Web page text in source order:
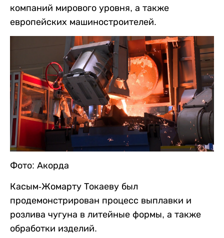
компаний мирового уровня, а также
европейских машиностроителей.
Фото: Акорда
Касым-Жомарту Токаеву был
продемонстрирован процесс выплавки и
розлива чугуна в литейные формы, а также
обработки изделий.